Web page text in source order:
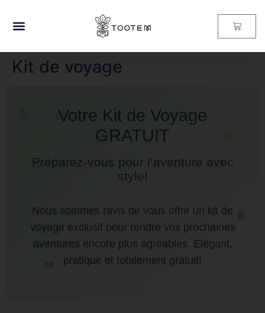
Kit de voyage
Votre Kit de Voyage
GRATUIT
Préparez-vous pour l’aventure avec
style!
Nous sommes ravis de vous offrir un kit de
voyage exclusif pour rendre vos prochaines
aventures encore plus agréables. Élégant,
pratique et totalement gratuit!